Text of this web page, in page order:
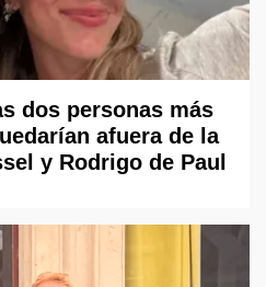
dos personas más
afuera de la
y Rodrigo de Paul